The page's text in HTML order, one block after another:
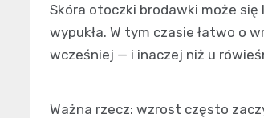
Skóra otoczki brodawki może
wypukła. W tym czasie łatwo o
wcześniej — i inaczej niż u
Ważna rzecz: wzrost często